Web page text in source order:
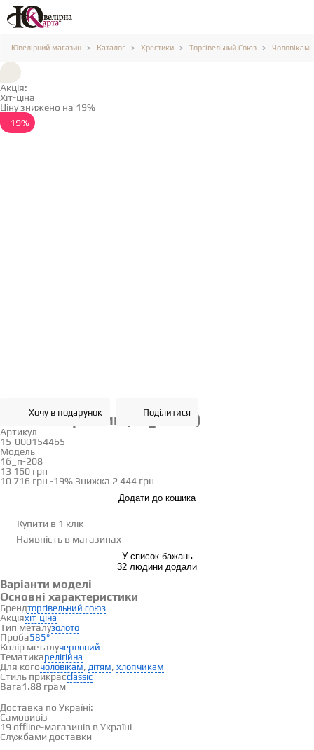
Ювелірний магазин Каталог Хрестики Торгівельний Союз Чоловікам
Акція:
Хіт-ціна
Ціну знижено на 19%
-19%
Хочу в подарунок Поділитися
Золотий хрестик (1б_п-208)
Артикул
15-000154465
Модель
1б_п-208
13 160 грн
10 716 грн -19% Знижка 2 444 грн
Додати до кошика
Купити в 1 клік
Наявність в магазинах
У список бажань
32 людини додали
Варіанти моделі
Основні характеристики
Брендторгівельний союз
Акціяхіт-ціна
Тип металузолото
Проба585°
Колір металучервоний
Тематикарелігійна
Для когочоловікам дітям хлопчикам
Стиль прикрасclassic
Вага1.88 грам
Доставка і оплата
Доставка по Україні:
Самовивіз
19 offline-магазинів в Україні
Службами доставки